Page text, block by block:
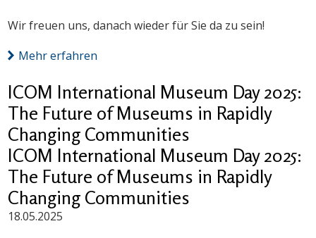
Wir freuen uns, danach wieder für Sie da zu sein!
Mehr erfahren
ICOM International Museum Day 2025:
The Future of Museums in Rapidly
Changing Communities
ICOM International Museum Day 2025:
The Future of Museums in Rapidly
Changing Communities
18.05.2025